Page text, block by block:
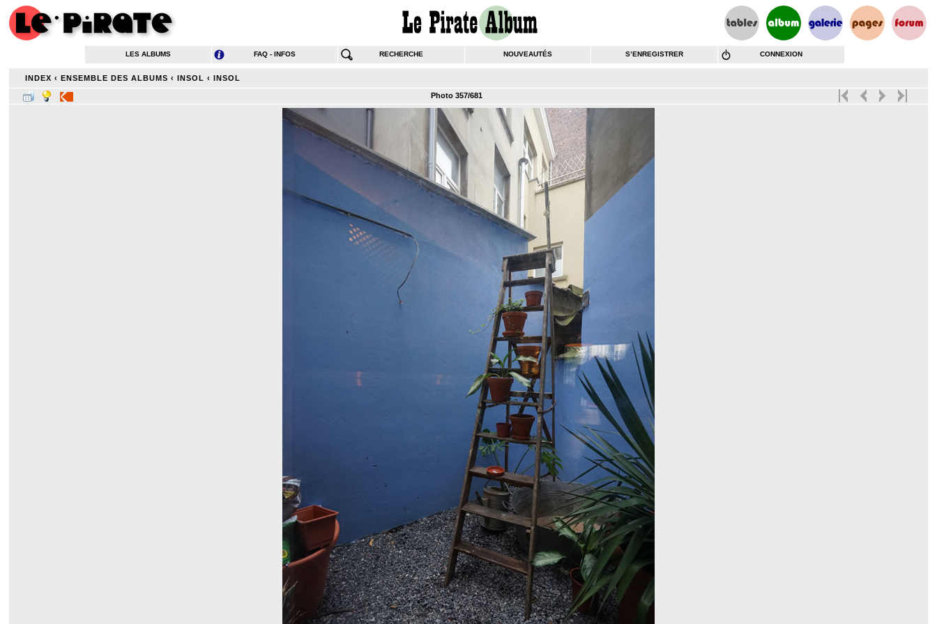
LES ALBUMS FAQ - INFOS RECHERCHE NOUVEAUTÉS S’ENREGISTRER CONNEXION
INDEX ‹ ENSEMBLE DES ALBUMS ‹ INSOL ‹ INSOL
Photo 357/681